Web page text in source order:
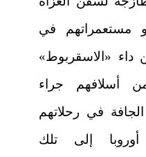
مستعمراتهم في
داء «الاسقربوط»
أسلافهم جراء
في رحلاتهم
إلى تلك